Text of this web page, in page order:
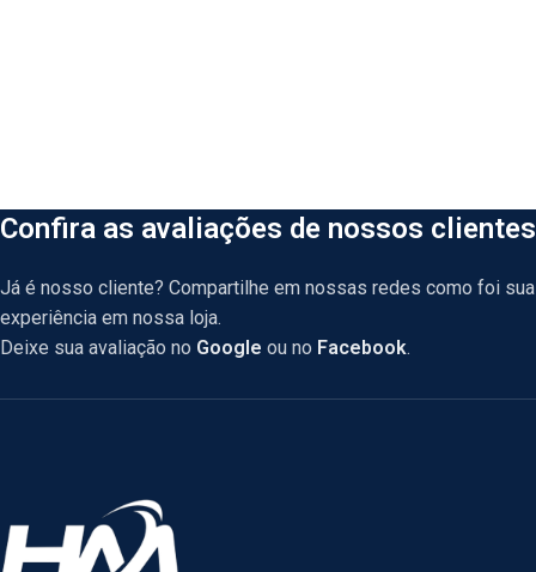
Confira as avaliações de nossos clientes
Já é nosso cliente? Compartilhe em nossas redes como foi sua
experiência em nossa loja.
Deixe sua avaliação no Google ou no Facebook.